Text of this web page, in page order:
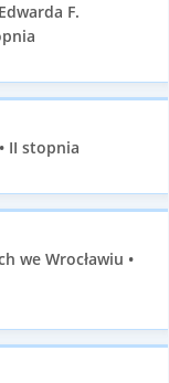
F.
II stopnia
we Wrocławiu •